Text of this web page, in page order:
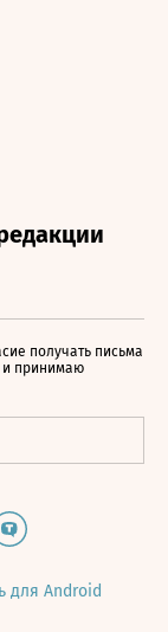
получать письма
и принимаю
для Android